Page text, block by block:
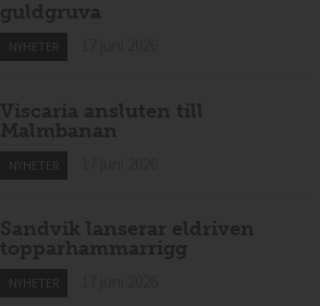
guldgruva
NYHETER
Viscaria ansluten till
Malmbanan
NYHETER
Sandvik lanserar eldriven
topparhammarrigg
NYHETER